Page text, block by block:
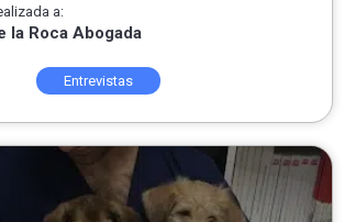
a:
la Roca Abogada
Entrevistas